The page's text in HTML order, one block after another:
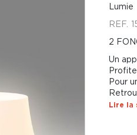
Lumie
REF.
2
Un
Pour
Lire la